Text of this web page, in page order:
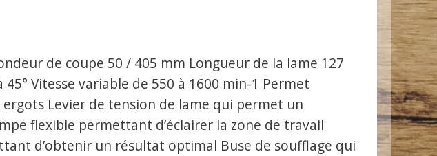
de coupe 50 / 405 mm Longueur de la lame 127
Vitesse variable de 550 à 1600 min-1 Permet
ergots Levier de tension de lame qui permet un
flexible permettant d’éclairer la zone de travail
d’obtenir un résultat optimal Buse de soufflage qui